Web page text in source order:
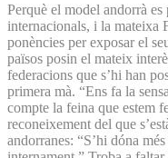
Perquè el model andorrà
internacionals, i la mateixa
ponències per exposar el
països posin el mateix
federacions que s’hi han
primera mà. “Ens fa la
compte la feina que estem
reconeixement del que
andorranes: “S’hi dóna